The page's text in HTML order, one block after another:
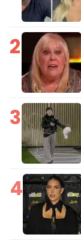
2
3
4